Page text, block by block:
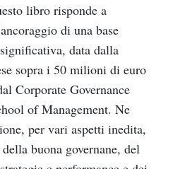
libro risponde a
di una base
data dalla
sopra i 50 milioni di euro
Corporate Governance
of Management. Ne
per vari aspetti inedita,
buona governane, del